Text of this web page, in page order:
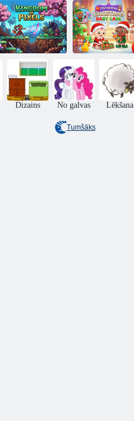
Bērnu lazda:
brāļu un māsu
diena
Bērnu lazda
SPA vanna
Pikseļu karaliste
Ziemassvētku
mazuļa aprūpe
Dizains No galvas Lēkšana
Tumšāks